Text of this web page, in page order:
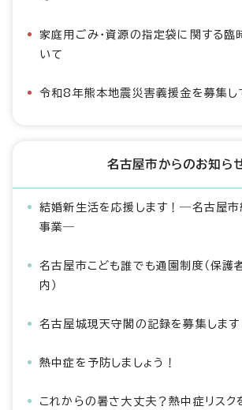
家庭用ごみ・資源の指定袋に関する臨
いて
令和8年熊本地震災害義援金を募集し
名古屋市からのお知ら
結婚新生活を応援します！―名古屋
事業―
名古屋市こども誰でも通園制度（保護
内）
名古屋城現天守閣の記録を募集します
熱中症を予防しましょう！
これからの暑さ大丈夫？熱中症リスク